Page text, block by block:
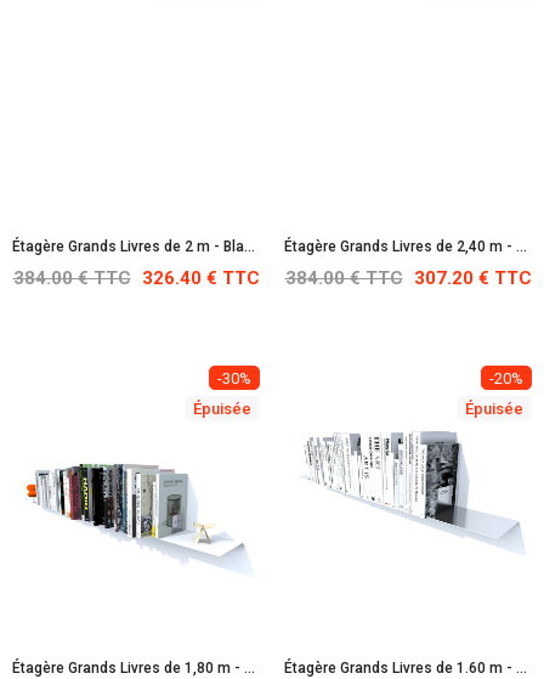
Étagère Grands Livres de 2 m - Blanche : RAL 9010
384.00 € TTC 326.40 € TTC
Étagère Grands Livres de 2,40 m - Noire : RAL 9005
384.00 € TTC 307.20 € TTC
-30%
Épuisée
Étagère Grands Livres de 1,80 m - Blanche : RAL 9010
-20%
Épuisée
Étagère Grands Livres de 1.60 m - En Acier Inoxydable